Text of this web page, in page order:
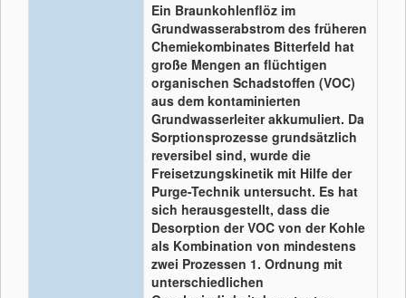
Ein Braunkohlenflöz im
Grundwasserabstrom des früheren
Chemiekombinates Bitterfeld hat
große Mengen an flüchtigen
organischen Schadstoffen (VOC)
aus dem kontaminierten
Grundwasserleiter akkumuliert. Da
Sorptionsprozesse grundsätzlich
reversibel sind, wurde die
Freisetzungskinetik mit Hilfe der
Purge-Technik untersucht. Es hat
sich herausgestellt, dass die
Desorption der VOC von der Kohle
als Kombination von mindestens
zwei Prozessen 1. Ordnung mit
unterschiedlichen